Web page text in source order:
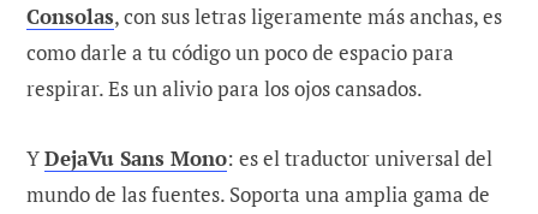
Consolas, con sus letras ligeramente más anchas, es
como darle a tu código un poco de espacio para
respirar. Es un alivio para los ojos cansados.
YDejaVu Sans Mono: es el traductor universal del
mundo de las fuentes. Soporta una amplia gama de